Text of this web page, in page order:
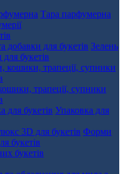
Тара парфумерна
Зелень
букетів
трапеції, супники
Упаковка для
Форми
букетів